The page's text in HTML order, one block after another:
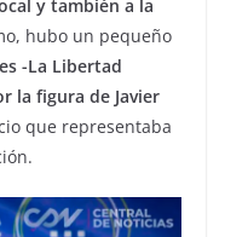
y también a la
hubo un pequeño
-La Libertad
la figura de Javier
que representaba